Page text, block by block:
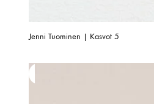
Jenni Tuominen | Kasvot 5